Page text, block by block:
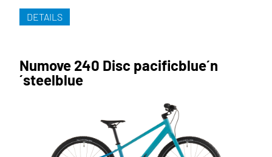
DETAILS
Numove 240 Disc pacificblue´n
´steelblue